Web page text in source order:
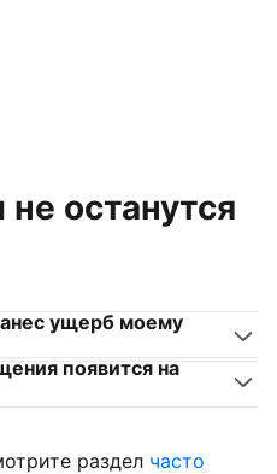
владельцам жилья
останутся
ущерб моему
появится на
раздел часто